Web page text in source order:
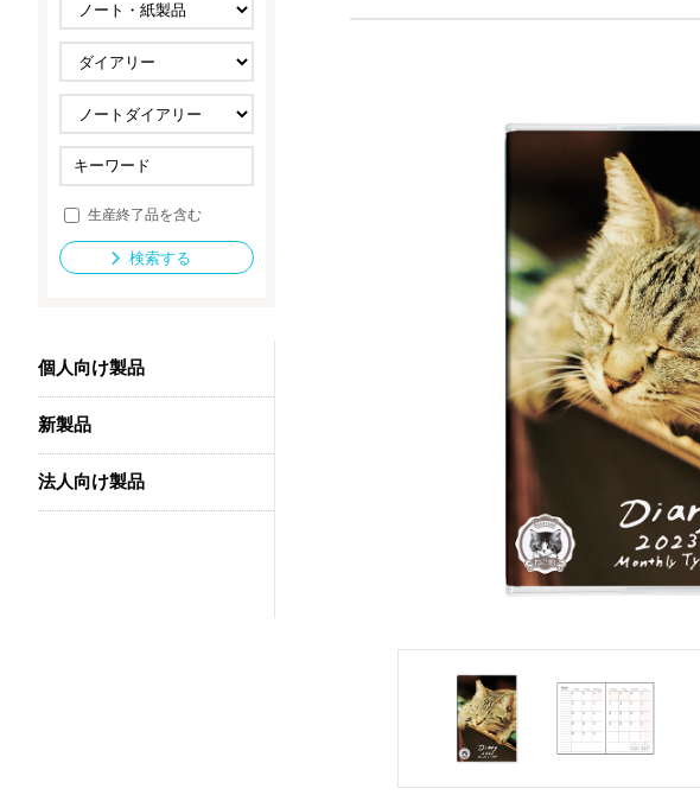
スマートフォン・
タブレット関連
防災・
セキュリティ用品
シルバー
法人向け製品 新製品一
ドキュメントスキャニングサービス
導入事例
サステナビリティ
生産終了品を含む
検索する
個人向け製品
新製品
法人向け製品